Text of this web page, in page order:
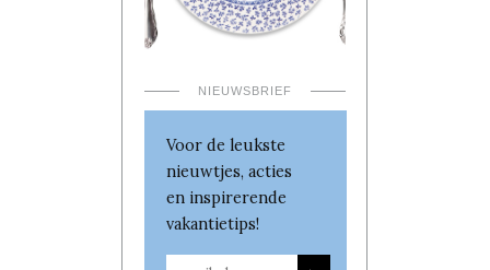
NIEUWSBRIEF
Voor de leukste
nieuwtjes, acties
en inspirerende
vakantietips!